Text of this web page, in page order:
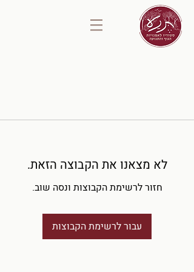
לא מצאנו את הקבוצה הזאת.
חזור לרשימת הקבוצות ונסה שוב.
עבור לרשימת הקבוצות